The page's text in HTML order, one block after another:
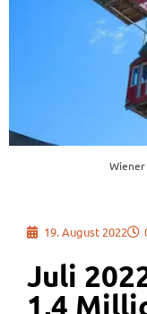
Wiener
19. August 2022
Juli
1,4